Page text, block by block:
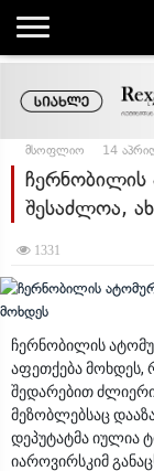
მსოფლიო 14
შესაძლოა,
1331
ჩერნობილის
აფეთქება მოხდეს,
შედარებით
მეზობლებსაც
დეპუტატმა იულია
იაროვირსკიმ